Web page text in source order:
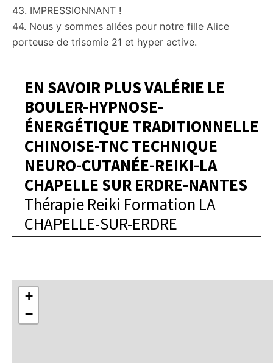
43. IMPRESSIONNANT !
44. Nous y sommes allées pour notre fille Alice
porteuse de trisomie 21 et hyper active.
EN SAVOIR PLUS VALÉRIE LE
BOULER-HYPNOSE-
ÉNERGÉTIQUE TRADITIONNELLE
CHINOISE-TNC TECHNIQUE
NEURO-CUTANÉE-REIKI-LA
CHAPELLE SUR ERDRE-NANTES
Thérapie Reiki Formation LA
CHAPELLE-SUR-ERDRE
+
−